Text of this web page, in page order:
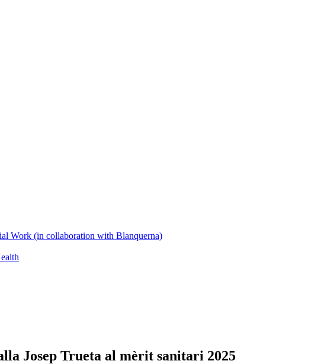
Work (in collaboration with Blanquerna)
Josep Trueta al mèrit sanitari 2025